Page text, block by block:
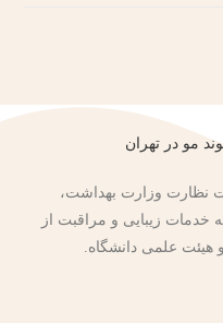
با شماره مجوز 272562-3 تحت نظارت وزارت بهداشت،
زیبایی و مراقبت از
علمی دانشگاه.